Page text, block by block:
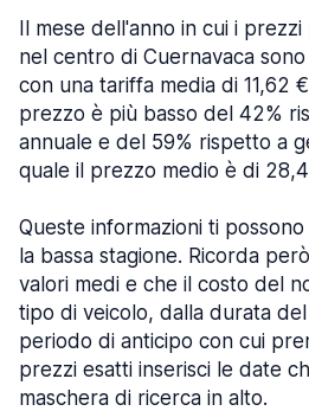
Il mese dell'anno in cui i
nel centro di Cuernavaca
con una tariffa media di 11,62
prezzo è più basso del 42%
annuale e del 59% rispetto a
quale il prezzo medio è di
Queste informazioni ti
la bassa stagione. Ricorda
valori medi e che il costo del
tipo di veicolo, dalla durata
periodo di anticipo con cui
prezzi esatti inserisci le date
maschera di ricerca in alto.